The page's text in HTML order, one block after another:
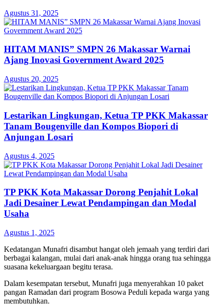
Agustus 31, 2025
HITAM MANIS” SMPN 26 Makassar Warnai
Ajang Inovasi Government Award 2025
Agustus 20, 2025
Lestarikan Lingkungan, Ketua TP PKK Makassar
Tanam Bougenville dan Kompos Biopori di
Anjungan Losari
Agustus 4, 2025
TP PKK Kota Makassar Dorong Penjahit Lokal
Jadi Desainer Lewat Pendampingan dan Modal
Usaha
Agustus 1, 2025
Kedatangan Munafri disambut hangat oleh jemaah yang terdiri dari
berbagai kalangan, mulai dari anak-anak hingga orang tua sehingga
suasana kekeluargaan begitu terasa.
Dalam kesempatan tersebut, Munafri juga menyerahkan 10 paket
pangan Ramadan dari program Bosowa Peduli kepada warga yang
membutuhkan.